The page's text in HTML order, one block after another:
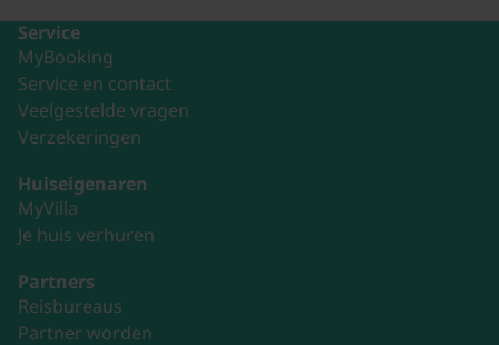
Service
MyBooking
Service en contact
Veelgestelde vragen
Verzekeringen
Huiseigenaren
MyVilla
Je huis verhuren
Partners
Reisbureaus
Partner worden